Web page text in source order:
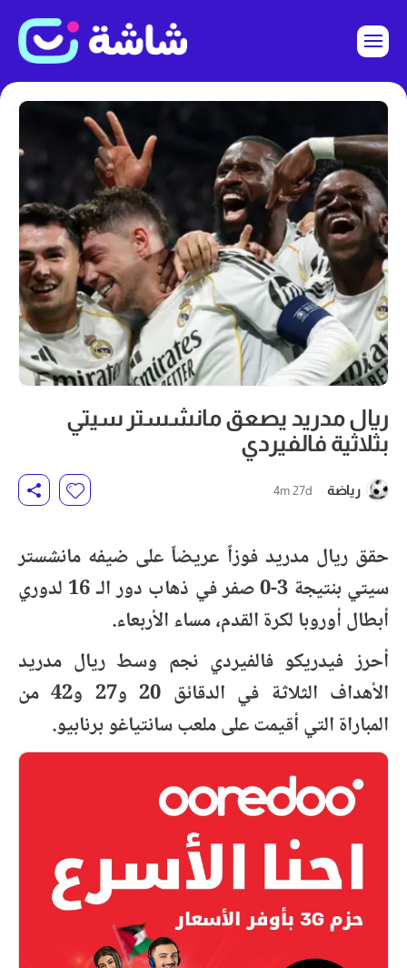
ريال مدريد يصعق مانشستر سيتي
بثلاثية فالفيردي
رياضة 4m 27d
حقق ريال مدريد فوزاً عريضاً على ضيفه مانشستر
سيتي بنتيجة 3-0 صفر في ذهاب دور الـ 16 لدوري
أبطال أوروبا لكرة القدم، مساء الأربعاء.
أحرز فيدريكو فالفيردي نجم وسط ريال مدريد
الأهداف الثلاثة في الدقائق 20 و27 و42 من
المباراة التي أقيمت على ملعب سانتياغو برنابيو.